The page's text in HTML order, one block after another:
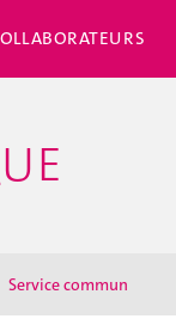
Service commun